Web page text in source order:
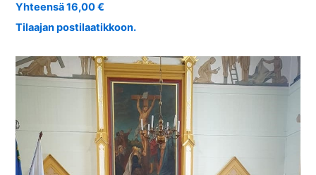
Yhteensä 16,00 €
Tilaajan postilaatikkoon.